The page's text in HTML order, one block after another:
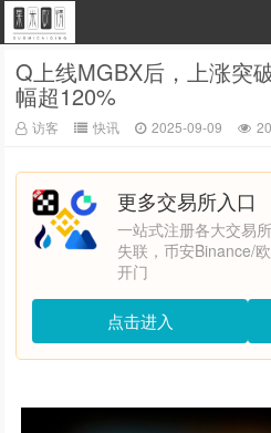
Q上线MGBX后，上涨突
幅超120%
访客 快讯 2025-09-09
更多交易所入口
一站式注册各大交易
失联，币安Binance/
开门
点击进入